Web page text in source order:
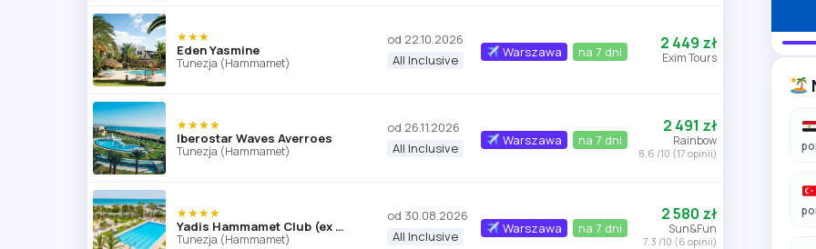
★★★
Eden Yasmine
Tunezja (Hammamet)
od 22.10.2026
All Inclusive
Warszawa na 7 dni 2 449 zł
Exim Tours
★★★★
Iberostar Waves Averroes
Tunezja (Hammamet)
od 26.11.2026
All Inclusive
Warszawa na 7 dni
2 491 zł
Rainbow
8.6 /10 (17 opinii)
★★★★
Yadis Hammamet Club (ex Eden Village Yadis)
Tunezja (Hammamet)
od 30.08.2026
All Inclusive
Warszawa na 7 dni
2 580 zł
Sun&Fun
7.3 /10 (6 opinii)